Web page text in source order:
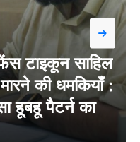
टाइकून साहिल
की धमकियाँ :
हूबहू पैटर्न का